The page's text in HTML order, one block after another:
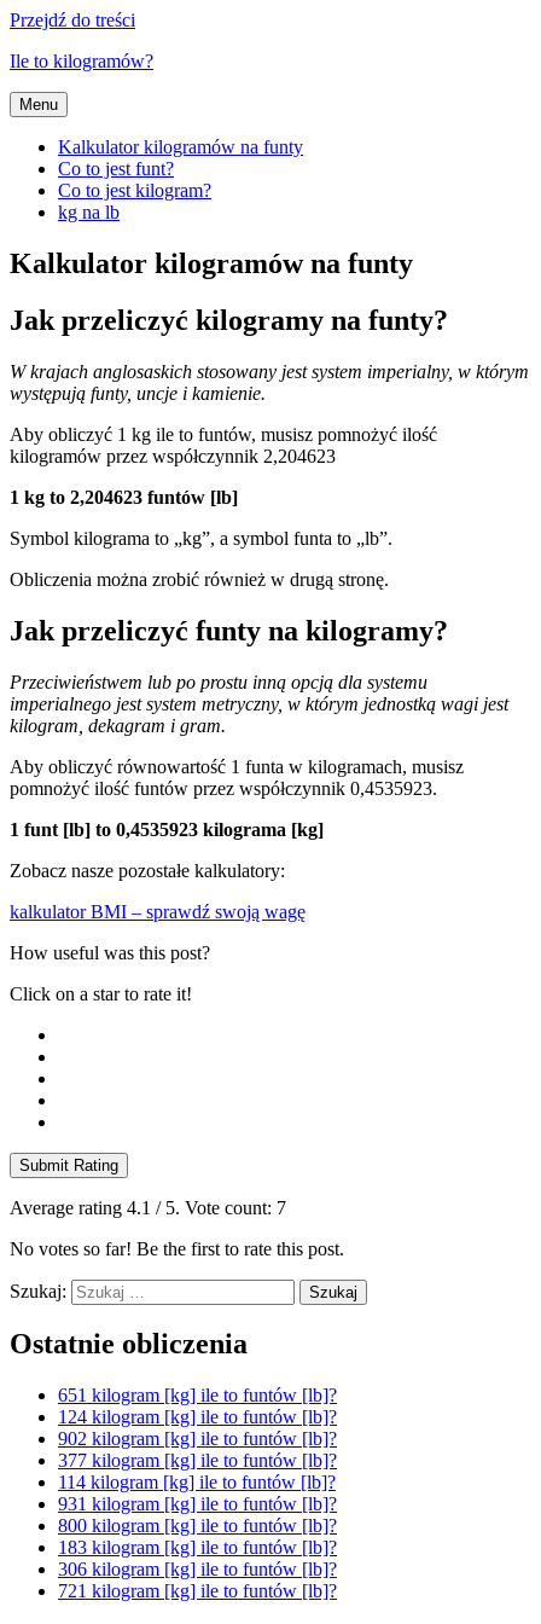
Przejdź do treści
Ile to kilogramów?
Menu
Kalkulator kilogramów na funty
Co to jest funt?
Co to jest kilogram?
kg na lb
Kalkulator kilogramów na funty
Jak przeliczyć kilogramy na funty?
W krajach anglosaskich stosowany jest system imperialny, w którym
występują funty, uncje i kamienie.
Aby obliczyć 1 kg ile to funtów, musisz pomnożyć ilość
kilogramów przez współczynnik 2,204623
1 kg to 2,204623 funtów [lb]
Symbol kilograma to „kg”, a symbol funta to „lb”.
Obliczenia można zrobić również w drugą stronę.
Jak przeliczyć funty na kilogramy?
Przeciwieństwem lub po prostu inną opcją dla systemu
imperialnego jest system metryczny, w którym jednostką wagi jest
kilogram, dekagram i gram.
Aby obliczyć równowartość 1 funta w kilogramach, musisz
pomnożyć ilość funtów przez współczynnik 0,4535923.
1 funt [lb] to 0,4535923 kilograma [kg]
Zobacz nasze pozostałe kalkulatory:
kalkulator BMI – sprawdź swoją wagę
How useful was this post?
Click on a star to rate it!
Submit Rating
Average rating 4.1 / 5. Vote count: 7
No votes so far! Be the first to rate this post.
Szukaj: Szukaj
Ostatnie obliczenia
651 kilogram [kg] ile to funtów [lb]?
124 kilogram [kg] ile to funtów [lb]?
902 kilogram [kg] ile to funtów [lb]?
377 kilogram [kg] ile to funtów [lb]?
114 kilogram [kg] ile to funtów [lb]?
931 kilogram [kg] ile to funtów [lb]?
800 kilogram [kg] ile to funtów [lb]?
183 kilogram [kg] ile to funtów [lb]?
306 kilogram [kg] ile to funtów [lb]?
721 kilogram [kg] ile to funtów [lb]?